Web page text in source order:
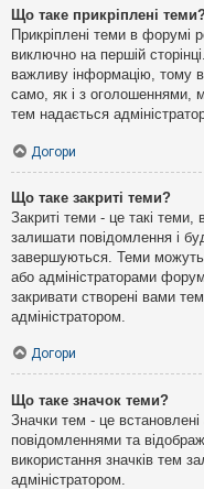
Що таке прикріплені
Прикріплені теми в форумі
виключно на першій
важливу інформацію, тому
само, як і з оголошеннями,
тем надається
Догори
Що таке закриті теми?
Закриті теми - це такі
залишати повідомлення і
завершуються. Теми
або адміністраторами
закривати створені вами
адміністратором.
Догори
Що таке значок теми?
Значки тем - це
повідомленнями та
використання значків тем
адміністратором.